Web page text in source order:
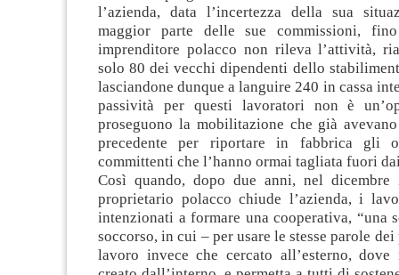
l’azienda, data l’incertezza della sua
maggior parte delle sue commissioni,
imprenditore polacco non rileva l’attività,
solo 80 dei vecchi dipendenti dello
lasciandone dunque a languire 240 in cassa
passività per questi lavoratori non è
proseguono la mobilitazione che già
precedente per riportare in fabbrica gli
committenti che l’hanno ormai tagliata fuori
Così quando, dopo due anni, nel
proprietario polacco chiude l’azienda, i
intenzionati a formare una cooperativa, “una
soccorso, in cui – per usare le stesse parole
lavoro invece che cercato all’esterno, dove